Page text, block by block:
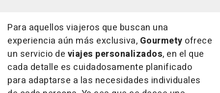
Para aquellos viajeros que buscan una
experiencia aún más exclusiva, Gourmety ofrece
un servicio de viajes personalizados, en el que
cada detalle es cuidadosamente planificado
para adaptarse a las necesidades individuales